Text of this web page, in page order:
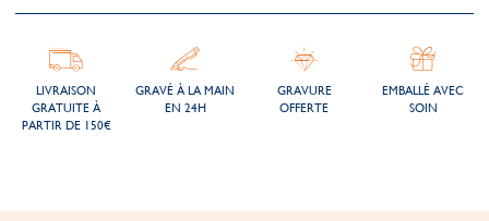
LIVRAISON
GRATUITE À
PARTIR DE 150€
GRAVÉ À LA MAIN
EN 24H
GRAVURE
OFFERTE
EMBALLÉ AVEC
SOIN